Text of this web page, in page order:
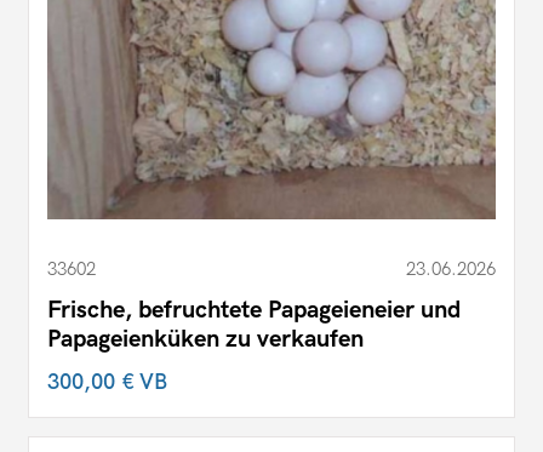
33602 23.06.2026
Frische, befruchtete Papageieneier und
Papageienküken zu verkaufen
300,00 €VB